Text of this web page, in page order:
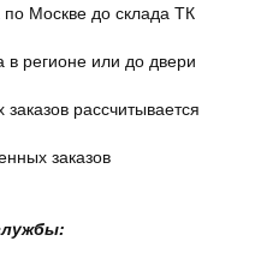
по Москве до склада ТК
в регионе или до двери
рассчитывается
заказов